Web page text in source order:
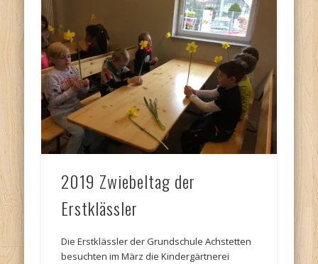
2019 Zwiebeltag der
Erstklässler
Die Erstklässler der Grundschule Achstetten
besuchten im März die Kindergärtnerei